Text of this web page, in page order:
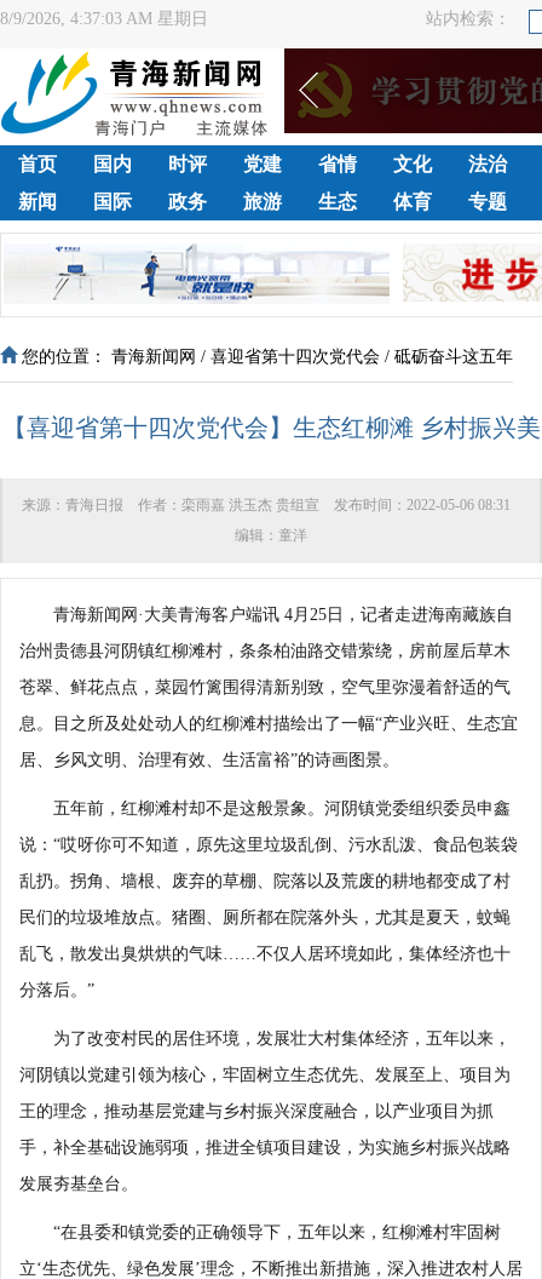
8/9/2026, 4:37:03 AM 星期日 站内检索：
首页 国内 时评 党建 省情 文化
法治
新闻
国际 政务 旅游 生态 体育 专题
您的位置： 青海新闻网 / 喜迎省第十四次党代会 / 砥砺奋斗这五年
【喜迎省第十四次党代会】生态红柳滩 乡村振兴美
来源： 青海日报 作者： 栾雨嘉 洪玉杰 贵组宣 发布时间： 2022-05-06 08:31
编辑： 童洋
青海新闻网·大美青海客户端讯 4月25日，记者走进海南藏族自
治州贵德县河阴镇红柳滩村，条条柏油路交错萦绕，房前屋后草木
苍翠、鲜花点点，菜园竹篱围得清新别致，空气里弥漫着舒适的气
息。目之所及处处动人的红柳滩村描绘出了一幅“产业兴旺、生态宜
居、乡风文明、治理有效、生活富裕”的诗画图景。
五年前，红柳滩村却不是这般景象。河阴镇党委组织委员申鑫
说：“哎呀你可不知道，原先这里垃圾乱倒、污水乱泼、食品包装袋
乱扔。拐角、墙根、废弃的草棚、院落以及荒废的耕地都变成了村
民们的垃圾堆放点。猪圈、厕所都在院落外头，尤其是夏天，蚊蝇
乱飞，散发出臭烘烘的气味……不仅人居环境如此，集体经济也十
分落后。”
为了改变村民的居住环境，发展壮大村集体经济，五年以来，
河阴镇以党建引领为核心，牢固树立生态优先、发展至上、项目为
王的理念，推动基层党建与乡村振兴深度融合，以产业项目为抓
手，补全基础设施弱项，推进全镇项目建设，为实施乡村振兴战略
发展夯基垒台。
“在县委和镇党委的正确领导下，五年以来，红柳滩村牢固树
立‘生态优先、绿色发展’理念，不断推出新措施，深入推进农村人居